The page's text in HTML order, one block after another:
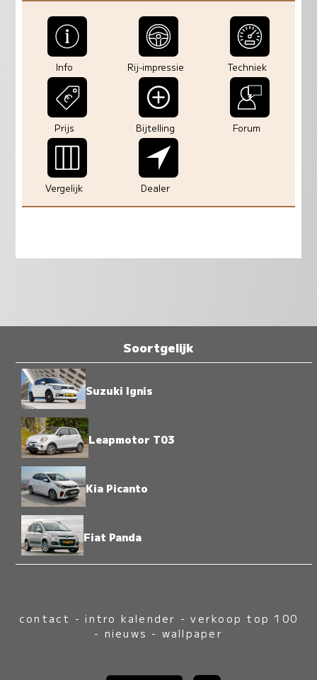
Info Rij-impressie Techniek
Prijs Bijtelling Forum
Vergelijk Dealer
Soortgelijk
Suzuki Ignis
Leapmotor T03
Kia Picanto
Fiat Panda
contact -intro kalender -verkoop top 100
- nieuws - wallpaper